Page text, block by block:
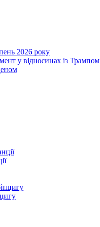
2026 року
у відносинах із Трампом